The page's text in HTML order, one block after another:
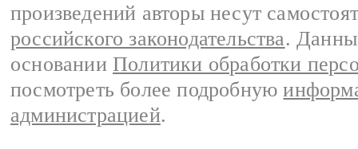
произведений авторы несут
российского законодательства.
основании Политики обработки
посмотреть более подробную
администрацией.